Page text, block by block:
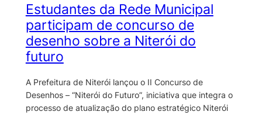
Estudantes da Rede Municipal
participam de concurso de
desenho sobre a Niterói do
futuro
A Prefeitura de Niterói lançou o II Concurso de
Desenhos – “Niterói do Futuro”, iniciativa que integra o
processo de atualização do plano estratégico Niterói